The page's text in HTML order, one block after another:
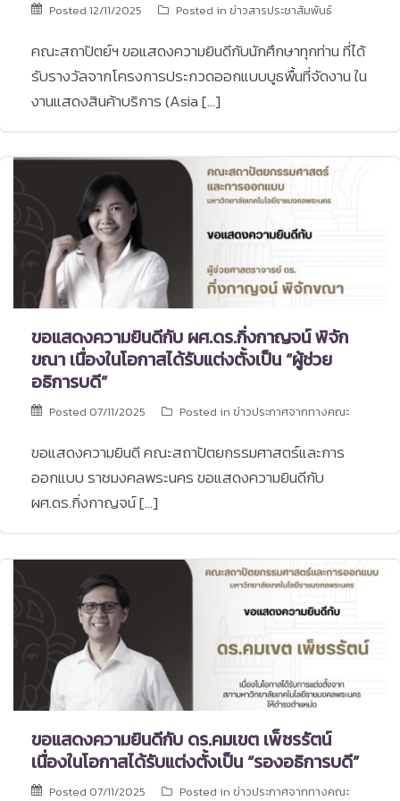
Posted 12/11/2025 Posted in ข่าวสารประชาสัมพันธ์
คณะสถาปัตย์ฯ ขอแสดงความยินดีกับนักศึกษาทุกท่าน ที่ได้
รับรางวัลจากโครงการประกวดออกแบบบูธพื้นที่จัดงาน ใน
งานแสดงสินค้าบริการ (Asia […]
ขอแสดงความยินดีกับ ผศ.ดร.กิ่งกาญจน์ พิจัก
ขณา เนื่องในโอกาสได้รับแต่งตั้งเป็น “ผู้ช่วย
อธิการบดี”
Posted 07/11/2025 Posted in ข่าวประกาศจากทางคณะ
ขอแสดงความยินดี คณะสถาปัตยกรรมศาสตร์และการ
ออกแบบ ราชมงคลพระนคร ขอแสดงความยินดีกับ
ผศ.ดร.กิ่งกาญจน์ […]
ขอแสดงความยินดีกับ ดร.คมเขต เพ็ชรรัตน์
เนื่องในโอกาสได้รับแต่งตั้งเป็น “รองอธิการบดี”
Posted 07/11/2025 Posted in ข่าวประกาศจากทางคณะ